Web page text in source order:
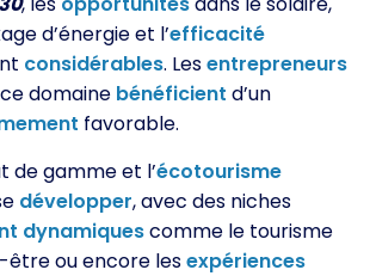
d’énergie et l’efficacité
considérables. Lesentrepreneurs
domaine bénéficient d’un
favorable.
de gamme et l’écotourisme
développer, avec des niches
dynamiquescomme le tourisme
être ou encore lesexpériences